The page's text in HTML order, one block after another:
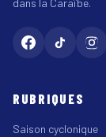
RUBRIQUES
Saison cyclonique